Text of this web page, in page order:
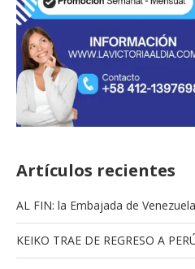
Artículos recientes
AL FIN: la Embajada de
KEIKO TRAE DE REGRESO A